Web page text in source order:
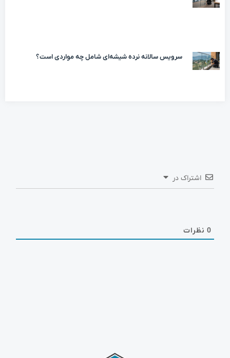
سرویس سالانه نرده شیشه‌ای شامل چه مواردی است؟
اشتراک در
نظرات